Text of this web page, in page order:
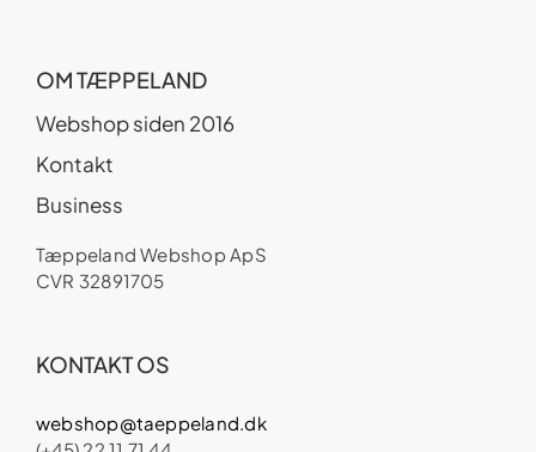
OM TÆPPELAND
Webshop siden 2016
Kontakt
Business
Tæppeland Webshop ApS
CVR 32891705
KONTAKT OS
webshop@taeppeland.dk